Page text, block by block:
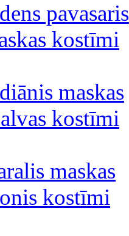
pavasaris
kostīmi
maskas
kostīmi
maskas
kostīmi